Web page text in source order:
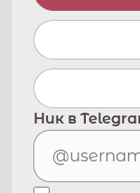
Ник в